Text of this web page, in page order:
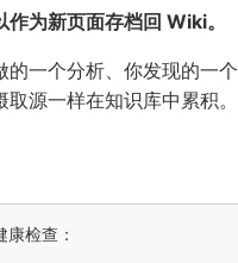
为新页面存档回 Wiki。
的一个分析、你发现的一
源一样在知识库中累积。
检查：